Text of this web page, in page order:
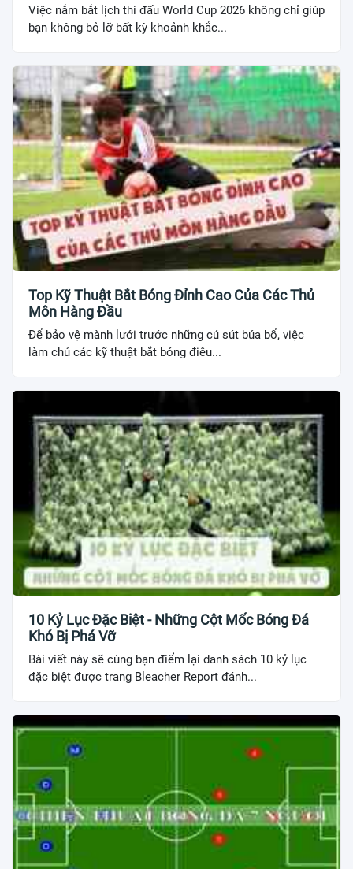
Việc nắm bắt lịch thi đấu World Cup 2026 không chỉ giúp
bạn không bỏ lỡ bất kỳ khoảnh khắc...
Top Kỹ Thuật Bắt Bóng Đỉnh Cao Của Các Thủ
Môn Hàng Đầu
Để bảo vệ mành lưới trước những cú sút búa bổ, việc
làm chủ các kỹ thuật bắt bóng điêu...
10 Kỷ Lục Đặc Biệt - Những Cột Mốc Bóng Đá
Khó Bị Phá Vỡ
Bài viết này sẽ cùng bạn điểm lại danh sách 10 kỷ lục
đặc biệt được trang Bleacher Report đánh...